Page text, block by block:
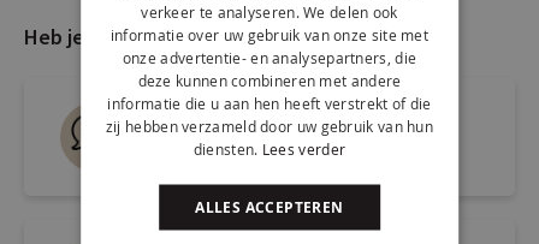
Heb je nog vragen?
Live chat
Snel antwoord op je vraag
verkeer te analyseren. We delen ook
informatie over uw gebruik van onze site met
onze advertentie- en analysepartners, die
deze kunnen combineren met andere
informatie die u aan hen heeft verstrekt of die
zij hebben verzameld door uw gebruik van hun
diensten. Lees verder
ALLES ACCEPTEREN